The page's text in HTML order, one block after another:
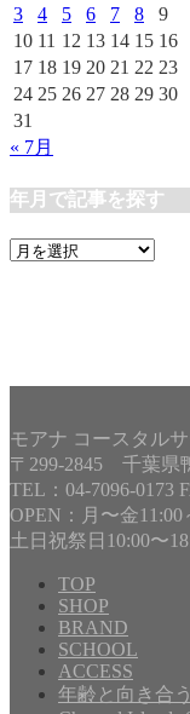
3
4 5 6 7 8
9
10 11 12 13 14 15 16
17 18 19 20 21 22 23
24 25 26 27 28 29 30
31
« 7月
年月で記事を探す
年
モアナ コースタル
〒299-2845 千葉県
TEL：04-7096-0173
OPEN：月〜金
土日祝祭日10:00〜
TOP
SHOP
BRAND
SCHOOL
ACCESS
年齢と向き合
Copyright©MOANA
Reserved.